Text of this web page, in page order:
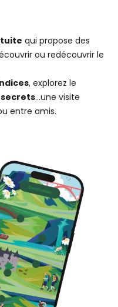
qui propose des
ou redécouvrir le
, explorez le
secrets…une visite
entre amis.